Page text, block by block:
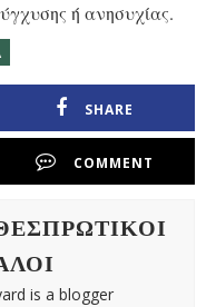
ή ανησυχίας.
SHARE
COMMENT
is a blogger